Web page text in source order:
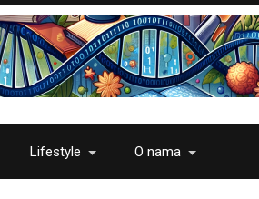
Lifestyle O nama